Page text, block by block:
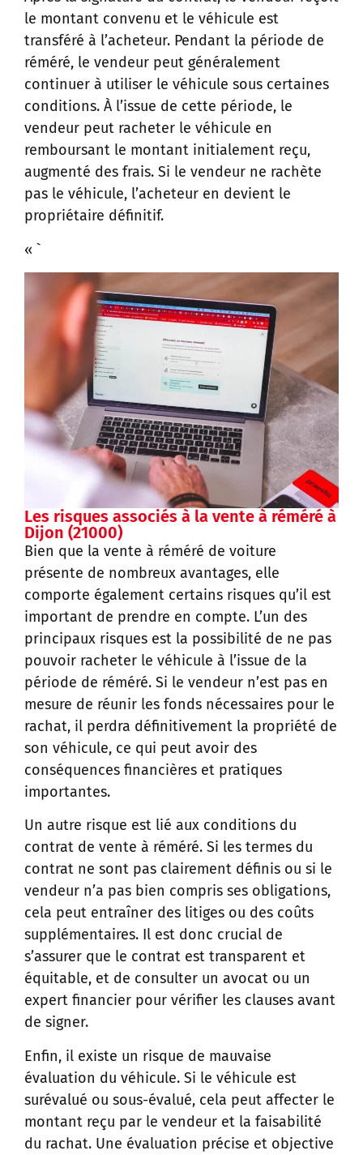
le montant convenu et le véhicule est
transféré à l’acheteur. Pendant la période de
réméré, le vendeur peut généralement
continuer à utiliser le véhicule sous certaines
conditions. À l’issue de cette période, le
vendeur peut racheter le véhicule en
remboursant le montant initialement reçu,
augmenté des frais. Si le vendeur ne rachète
pas le véhicule, l’acheteur en devient le
propriétaire définitif.
« `
Les risques associés à la vente à réméré à
Dijon (21000)
Bien que la vente à réméré de voiture
présente de nombreux avantages, elle
comporte également certains risques qu’il est
important de prendre en compte. L’un des
principaux risques est la possibilité de ne pas
pouvoir racheter le véhicule à l’issue de la
période de réméré. Si le vendeur n’est pas en
mesure de réunir les fonds nécessaires pour le
rachat, il perdra définitivement la propriété de
son véhicule, ce qui peut avoir des
conséquences financières et pratiques
importantes.
Un autre risque est lié aux conditions du
contrat de vente à réméré. Si les termes du
contrat ne sont pas clairement définis ou si le
vendeur n’a pas bien compris ses obligations,
cela peut entraîner des litiges ou des coûts
supplémentaires. Il est donc crucial de
s’assurer que le contrat est transparent et
équitable, et de consulter un avocat ou un
expert financier pour vérifier les clauses avant
de signer.
Enfin, il existe un risque de mauvaise
évaluation du véhicule. Si le véhicule est
surévalué ou sous-évalué, cela peut affecter le
montant reçu par le vendeur et la faisabilité
du rachat. Une évaluation précise et objective